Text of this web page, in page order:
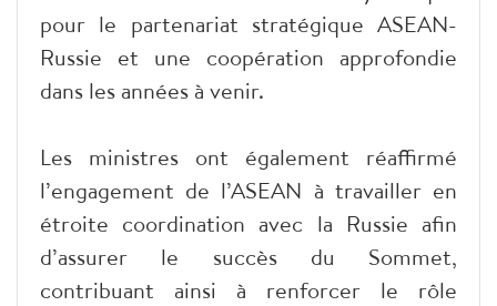
pour le partenariat stratégique ASEAN-
Russie et une coopération approfondie
dans les années à venir.
Les ministres ont également réaffirmé
l’engagement de l’ASEAN à travailler en
étroite coordination avec la Russie afin
d’assurer le succès du Sommet,
contribuant ainsi à renforcer le rôle